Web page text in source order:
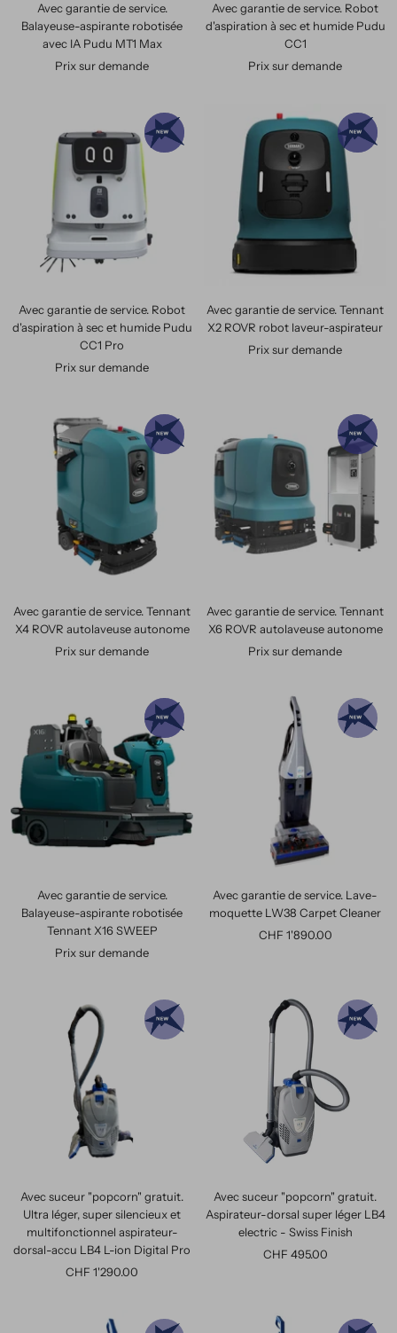
Avec garantie de service.
Balayeuse-aspirante robotisée
avec IA Pudu MT1 Max
Prix sur demande
Avec garantie de service. Robot
d'aspiration à sec et humide Pudu
CC1
Prix sur demande
Avec garantie de service. Robot
d'aspiration à sec et humide Pudu
CC1 Pro
Prix sur demande
Avec garantie de service. Tennant
X2 ROVR robot laveur-aspirateur
Prix sur demande
Avec garantie de service. Tennant
X4 ROVR autolaveuse autonome
Prix sur demande
Avec garantie de service. Tennant
X6 ROVR autolaveuse autonome
Prix sur demande
Avec garantie de service.
Balayeuse-aspirante robotisée
Tennant X16 SWEEP
Prix sur demande
Avec garantie de service. Lave-
moquette LW38 Carpet Cleaner
Prix
CHF 1'890.00
Avec suceur "popcorn" gratuit.
Ultra léger, super silencieux et
multifonctionnel aspirateur-
dorsal-accu LB4 L-ion Digital Pro
Prix
CHF 1'290.00
Avec suceur "popcorn" gratuit.
Aspirateur-dorsal super léger LB4
electric - Swiss Finish
Prix
CHF 495.00